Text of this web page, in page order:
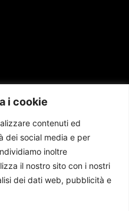
i cookie
contenuti ed
dei social media e per
inoltre
il nostro sito con i nostri
dei dati web, pubblicità e